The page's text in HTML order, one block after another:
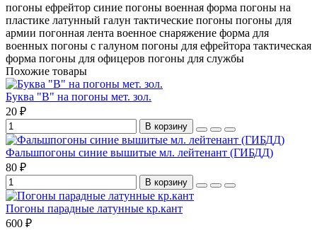
погоны ефрейтор синие погоны военная форма погоны на
пластике латунный галун тактические погоны погоны для
армии погонная лента военное снаряжение форма для
военных погоны с галуном погоны для ефрейтора тактическая
форма погоны для офицеров погоны для службы
Похожие товары
Буква "В" на погоны мет. зол.
20 ₽
В корзину
Фальшпогоны синие вышитые мл. лейтенант (ГИБДД)
80 ₽
В корзину
Погоны парадные латунные кр.кант
600 ₽